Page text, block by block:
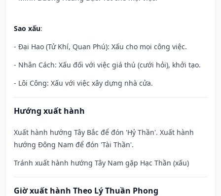
Sao xấu:
- Đại Hao (Tử Khí, Quan Phú): Xấu cho mọi công việc.
- Nhân Cách: Xấu đối với việc giá thú (cưới hỏi), khởi tạo.
- Lôi Công: Xấu với việc xây dựng nhà cửa.
Hướng xuất hành
Xuất hành hướng Tây Bắc để đón 'Hỷ Thần'. Xuất hành
hướng Đông Nam để đón 'Tài Thần'.
Tránh xuất hành hướng Tây Nam gặp Hạc Thần (xấu)
Giờ xuất hành Theo Lý Thuần Phong